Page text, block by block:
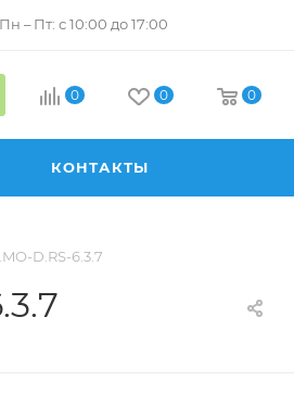
Пн – Пт: с 10:00 до 17:00
0 0 0
КОНТАКТЫ
D.RS-6.3.7